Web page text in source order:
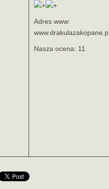
Adres www:
www.drakulazakopane.pl
Nasza ocena: 11